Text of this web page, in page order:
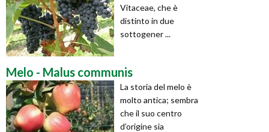
Vitaceae, che è
distinto in due
sottogener ...
Melo - Malus communis
La storia del melo è
molto antica; sembra
che il suo centro
d’origine sia